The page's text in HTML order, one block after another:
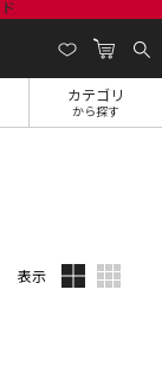
カテゴリ
から探す
表示